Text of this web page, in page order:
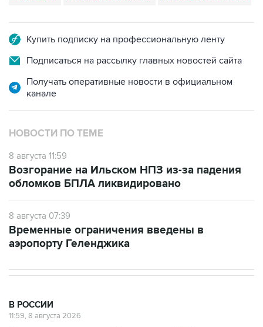
Купить подписку на профессиональную ленту
Подписаться на рассылку главных новостей сайта
Получать оперативные новости в официальном
канале
НОВОСТИ ПО ТЕМЕ
8 августа 11:59
Возгорание на Ильском НПЗ из-за падения
обломков БПЛА ликвидировано
8 августа 07:39
Временные ограничения введены в
аэропорту Геленджика
В РОССИИ
11:59, 8 августа 2026